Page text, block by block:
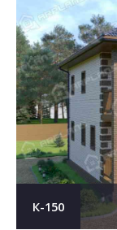
К-150